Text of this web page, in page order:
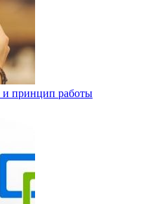
и принцип работы